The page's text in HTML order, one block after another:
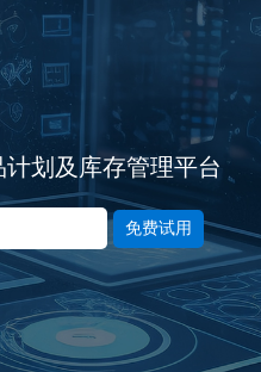
划及库存管理平台
免费试用